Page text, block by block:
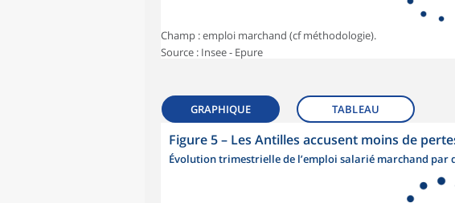
Champ : emploi marchand (cf méthodologie).
Source : Insee - Epure
GRAPHIQUE TABLEAU
Figure 5– Les Antilles accusent moins de
Évolution trimestrielle de l’emploi salarié marchand par